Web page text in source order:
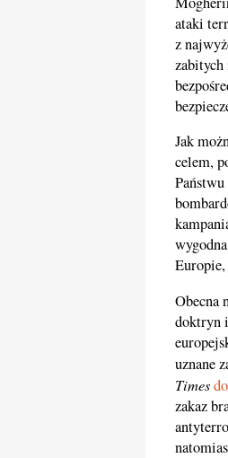
ataki
z
zabitych
Jak
celem,
Obecna
doktryn
uznane
Times
zakaz